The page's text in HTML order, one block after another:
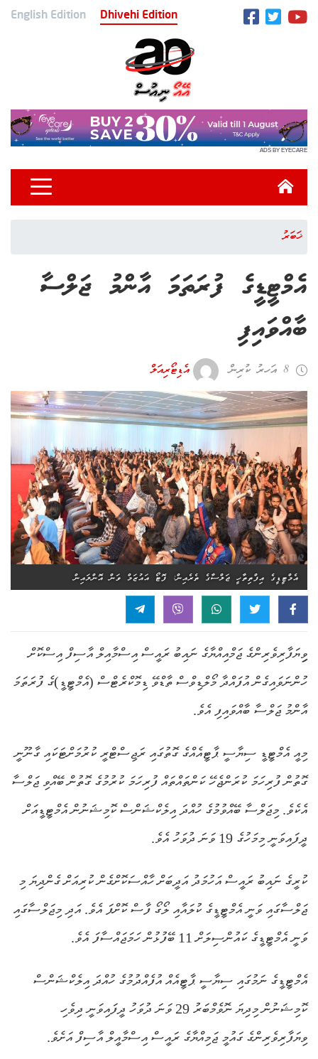
English Edition Dhivehi Edition
ADS BY EYECARE
ޚަބަރު
އެމްޓީޑީގެ ފުރަތަމަ އާންމު ޖަލްސާ
ބާއްވައިފި
8 އަހރު ކުރިން އެޑިޓޯރިއަލް
އެމްޓީޑީގެ އިފްތިތާހީ ޖަލްސާގެ ތެރެއިން: ފޮޓޯ އައުޒަމް ވަން އޮންލައިން
ވިިޔަފާރިވެރިންގެ ޖަމްއިއްޔާގެ ނައިބު ރައީސް އިސްމާއިލް އާސިފް އިސްކޮށް
ހުންނަވައިގެން އުފައްދާ މޯލްޑިވްސް ތާޑްވޭ ޑިމޮކްރެޓްސް (އެމްޓީޑީ)ގެ ފުރަތަމަ
އާންމު ޖަލްސާ ބާއްވައިފި އެވެ.
މިއީ އެމްޓީޑީ ސިޔާސީ ޕާޓީއެއްގެ ގޮތުގައި ރަޖިސްޓްރީ ކުރުމަށްޓަކައި ގާނޫނީ
ގޮތުން ފުރިހަމަ ކުރަންޖެހޭ ކަންތައްތައް ފުރިހަމަ ކުރުމުގެ ގޮތުން ބޭއްވި ޖަލްސާ
އެކެވެ. މިޖަލްސާ ބޭއްވުމުގެ ހުއްދަ އިލެކްޝަންސް ކޮމިޝަނުން އެމްޓީޑީއަށް
ދީފައިވަނީ މިމަހުގެ 19 ވަނަ ދުވަހު އެވެ.
ކުރީގެ ނައިބު ރައީސް އަހުމަދު އަދީބަށް ހާއްސަކޮށްގެން ކުރިއަށް ގެންދިޔަ މި
ޖަލްސާގައި ވަނީ އެމްޓީޑީގެ ކުލައާއި ލޯގޯ ފާސް ކޮށްފަ އެވެ. އަދި މިޖަލްސާގައި
ވަނީ އެމްޓީޑީގެ ކައުންސިލަށް 11 ބޭފުޅުން ހަމަޖައްސާފަ އެވެ.
އެމްޓީޑީގެ ނަމުގައި ސިޔާސީ ޕާޓީއެއް އުފެއްދުމުގެ ހުއްދަ އިލެކްޝަންސް
ކޮމިޝަނުން މިދިޔަ ނޮވެމްބަރު 29 ވަނަ ދުވަހު ދީފައިވަނީ ދިވެހި
ވިޔަފާރިވެރިންގެ ގައުމީ ޖަމިއްޔާގެ ރައީސް އިސްމާއީލް އާސިފް އަށެވެ.